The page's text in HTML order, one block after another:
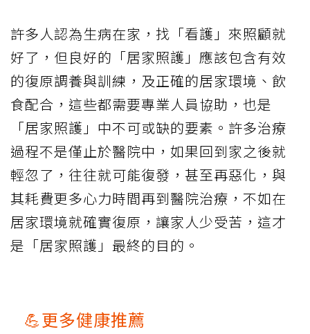
許多人認為生病在家，找「看護」來照顧就
好了，但良好的「居家照護」應該包含有效
的復原調養與訓練，及正確的居家環境、飲
食配合，這些都需要專業人員協助，也是
「居家照護」中不可或缺的要素。許多治療
過程不是僅止於醫院中，如果回到家之後就
輕忽了，往往就可能復發，甚至再惡化，與
其耗費更多心力時間再到醫院治療，不如在
居家環境就確實復原，讓家人少受苦，這才
是「居家照護」最終的目的。
💪更多健康推薦